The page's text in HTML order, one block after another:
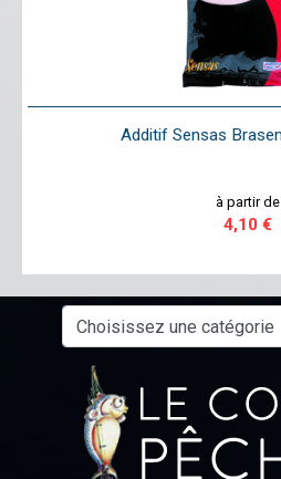
Additif Sensas
à partir de
4,10 €